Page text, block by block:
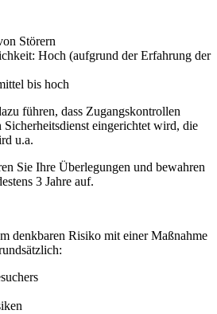
Störern
Hoch (aufgrund der Erfahrung der
bis hoch
führen, dass Zugangskontrollen
eingerichtet wird, die
u.a.
Sie Ihre Überlegungen und bewahren
3 Jahre auf.
denkbaren Risiko mit einer Maßnahme